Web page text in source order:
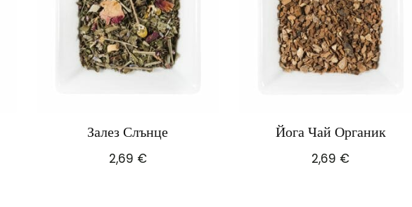
Залез Слънце
2,69 €
Йога Чай Органик
2,69 €